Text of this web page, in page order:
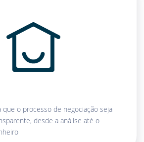
que o processo de negociação seja
desde a análise até o